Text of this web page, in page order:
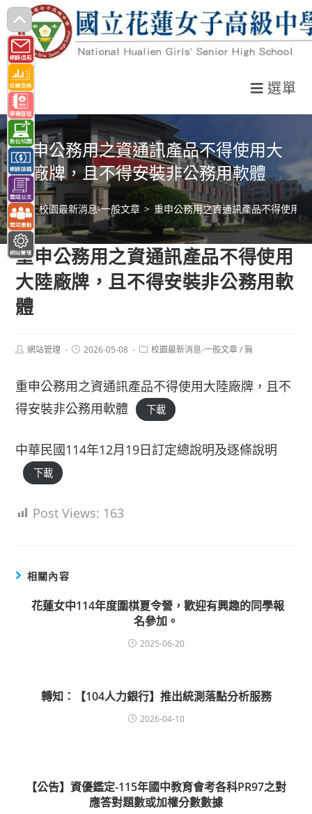
跳
轉
至
主
要
內
容
選單
重申公務用之資通訊產品不得使用大
陸廠牌，且不得安裝非公務用軟體
> 校園最新消息-一般文章 > 重申公務用之資通訊產品不得使用
重申公務用之資通訊產品不得使用
大陸廠牌，且不得安裝非公務用軟
體
Post網站管理
Post2026-05-08
Post校園最新消息-一般文章 / 無
重申公務用之資通訊產品不得使用大陸廠牌，且不
得安裝非公務用軟體
下載
中華民國114年12月19日訂定總說明及逐條說明
下載
Post Views: 163
相關內容
花蓮女中114年度圍棋夏令營，歡迎有興趣的同學報
名參加。
2025-06-20
轉知：【104人力銀行】推出統測落點分析服務
2026-04-10
【公告】資優鑑定-115年國中教育會考各科PR97之對
應答對題數或加權分數數據